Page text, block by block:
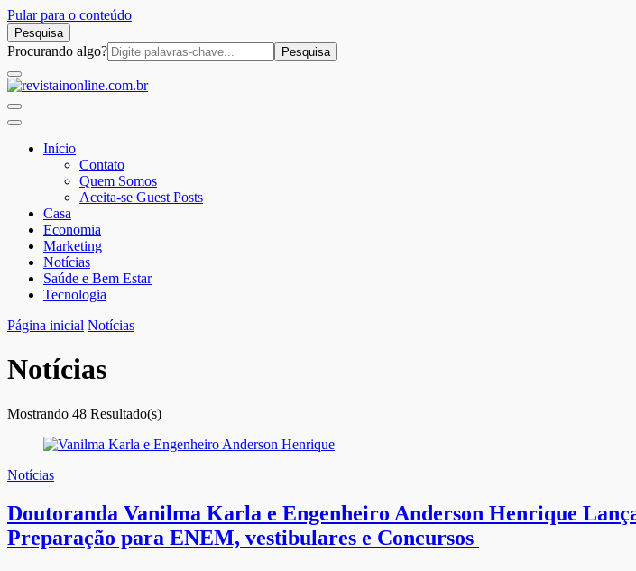
Pular para o conteúdo
Pesquisa
Procurar
Procurando algo?
Início
Contato
Quem Somos
Aceita-se Guest Posts
Casa
Economia
Marketing
Notícias
Saúde e Bem Estar
Tecnologia
Página inicial Notícias
Notícias
Mostrando 48 Resultado(s)
Notícias
Doutoranda Vanilma Karla e Engenheiro Anderson Henrique
Preparação para ENEM, vestibulares e Concursos